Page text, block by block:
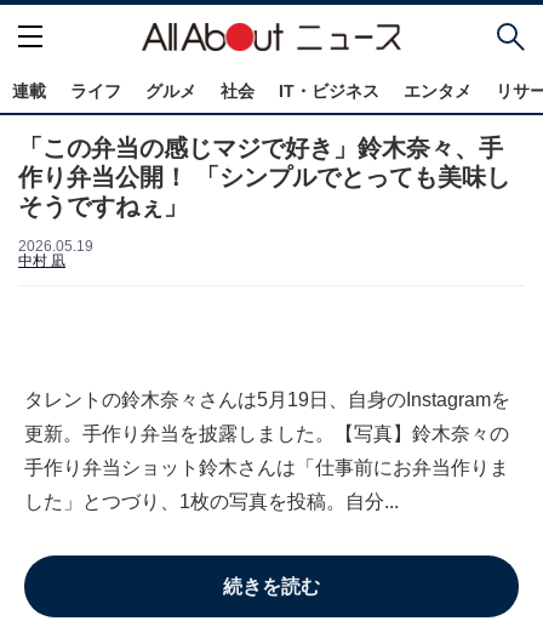
連載 ライフ グルメ 社会 IT・ビジネス エンタメ リサ
「この弁当の感じマジで好き」鈴木奈々、手
作り弁当公開！ 「シンプルでとっても美味し
そうですねぇ」
2026.05.19
中村 凪
タレントの鈴木奈々さんは5月19日、自身のInstagramを
更新。手作り弁当を披露しました。【写真】鈴木奈々の
手作り弁当ショット鈴木さんは「仕事前にお弁当作りま
した」とつづり、1枚の写真を投稿。自分...
続きを読む